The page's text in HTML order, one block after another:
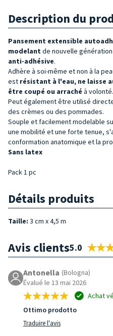
Description du
Pansement extensible
modelant de nouvelle génération
anti-adhésive.
Adhère à soi-même et non à la
est résistant à l'eau, ne laisse
être coupé ou arraché à volonté.
Peut également être utilisé
des crèmes ou des pommades.
Souple et facilement modelable
une mobilité et une forte tenue,
conformation anatomique et la
Sans latex
Pack 1 pc
Détails produits
Taille: 3 cm x 4,5 m
Avis clients5.0
Antonella (Bologna)
Évalué le 13 mai 2026
Achat
Ottimo prodotto
Traduire l'avis